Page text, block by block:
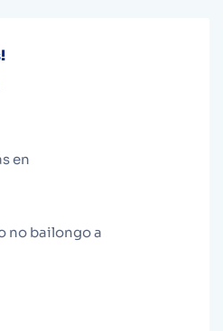
en
no bailongo a